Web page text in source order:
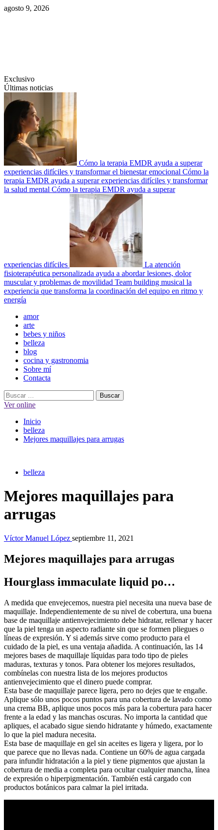
Saltar
agosto 9, 2026
Exclusivo
Últimas noticias
Cómo la terapia EMDR ayuda a superar
experiencias difíciles y transformar el bienestar emocional Cómo la
terapia EMDR ayuda a superar experiencias difíciles y transformar
la salud mental Cómo la terapia EMDR ayuda a superar
experiencias difíciles
La atención
fisioterapéutica personalizada ayuda a abordar lesiones, dolor
muscular y problemas de movilidad Team building musical la
experiencia que transforma la coordinación del equipo en ritmo y
energía
Menú
principal
amor
arte
bebes y niños
belleza
blog
cocina y gastronomia
Sobre mí
Contacta
Buscar:
Ver online
Inicio
belleza
Mejores maquillajes para arrugas
belleza
Mejores maquillajes para
arrugas
Víctor Manuel López septiembre 11, 2021
Mejores maquillajes para arrugas
Hourglass immaculate liquid po…
A medida que envejecemos, nuestra piel necesita una nueva base de
maquillaje. Independientemente de su nivel de cobertura, una buena
base de maquillaje antienvejecimiento debe hidratar, rellenar y hacer
que la piel tenga un aspecto radiante sin que se formen pliegues o
líneas de expresión. Y si además sirve como producto para el
cuidado de la piel, es una ventaja añadida. A continuación, las 14
mejores bases de maquillaje líquidas para todo tipo de pieles
maduras, texturas y tonos. Para obtener los mejores resultados,
combínelas con nuestra lista de los mejores productos
antienvejecimiento que el dinero puede comprar.
Esta base de maquillaje parece ligera, pero no dejes que te engañe.
Aplique sólo unos pocos puntos para una cobertura de lavado como
una crema BB, aplique unos pocos más para la cobertura para hacer
frente a la edad y las manchas oscuras. No importa la cantidad que
apliques, el acabado sigue siendo hidratante y húmedo, exactamente
lo que la piel madura necesita.
Esta base de maquillaje en gel sin aceites es ligera y ligera, por lo
que parece que no llevas nada. Contiene un 60% de agua cargada
para infundir hidratación a la piel y tiene pigmentos que ajustan la
cobertura de media a completa para ocultar cualquier mancha, línea
de expresión o hiperpigmentación. También está cargado con
productos botánicos para calmar la piel irritada.